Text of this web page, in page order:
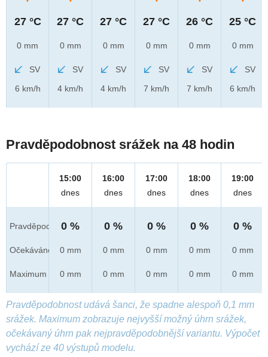
27 °C
0 mm
SV
6 km/h
27 °C
0 mm
SV
4 km/h
27 °C
0 mm
SV
4 km/h
27 °C
0 mm
SV
7 km/h
26 °C
0 mm
SV
7 km/h
25 °C
0 mm
SV
6 km/h
Pravděpodobnost srážek na 48 hodin
Pravděpod.
Očekáváno
Maximum
15:00
dnes
0 %
0 mm
0 mm
16:00
dnes
0 %
0 mm
0 mm
17:00
dnes
0 %
0 mm
0 mm
18:00
dnes
0 %
0 mm
0 mm
19:00
dnes
0 %
0 mm
0 mm
Pravděpodobnost udává šanci, že spadne alespoň 0,1 mm
srážek. Maximum zobrazuje nejvyšší možný úhrn srážek,
očekávaný úhrn pak nejpravděpodobnější variantu. Výpočet
vychází ze 40 výstupů modelu.